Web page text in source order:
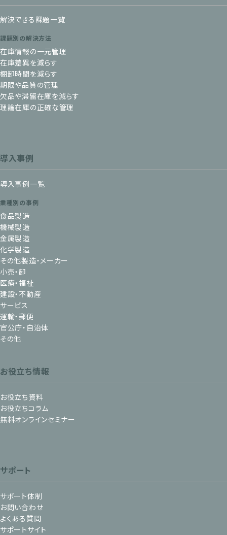
解決できる課題一覧
課題別の解決方法
在庫情報の一元管理
在庫差異を減らす
棚卸時間を減らす
期限や品質の管理
欠品や滞留在庫を減らす
理論在庫の正確な管理
導入事例
導入事例一覧
業種別の事例
食品製造
機械製造
金属製造
化学製造
その他製造・メーカー
小売・卸
医療・福祉
建設・不動産
サービス
運輸・郵便
官公庁・自治体
その他
お役立ち情報
お役立ち資料
お役立ちコラム
無料オンラインセミナー
サポート
サポート体制
お問い合わせ
よくある質問
サポートサイト